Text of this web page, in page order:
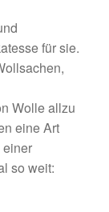
für sie.
Wolle allzu
eine Art
so weit: